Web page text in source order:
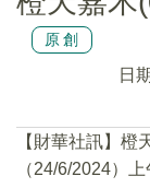
原創
日
【財華社訊】橙
（24/6/2024）